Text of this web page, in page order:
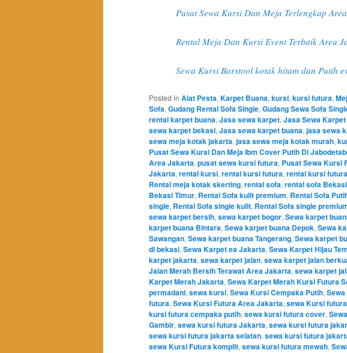
Pusat Sewa Kursi Dan Meja Terlengkap
Rental Meja Dan Kursi Event Terbaik Area
Sewa Kursi Barstool kotak hitam dan Putih
Posted in Alat Pesta, Karpet Buana, kursi, kursi futura,
Sofa, Gudang Rental Sofa Single, Gudang Sewa Sofa
rental karpet buana, Jasa sewa karpet, Jasa Sewa
sewa karpet bekasi, Jasa sewa karpet buana, jasa sewa
sewa meja kotak jakarta, jasa sewa meja kotak murah,
Pusat Sewa Kursi Dan Meja Ibm Cover Putih Di
Area Jakarta, pusat sewa kursi futura, Pusat Sewa Kursi
Jakarta, rental kursi, rental kursi futura, rental kursi
Rental meja kotak skerting, rental sofa, rental sofa Bekasi
Bekasi Timur, Rental Sofa kulit premium, Rental Sofa
single, Rental Sofa single kulit, Rental Sofa single
sewa karpet bersih, sewa karpet bogor, Sewa karpet
karpet buana Bintara, Sewa karpet buana Depok, Sewa
Sawangan, Sewa karpet buana Tangerang, Sewa karpet
di bekasi, Sewa Karpet ea Jakarta, Sewa Karpet Hijau
karpet jakarta, sewa karpet jalan, sewa karpet jalan
Jalan Merah Bersih Terawat Area Jakarta, sewa karpet
Karpet Merah Jakarta, Sewa Karpet Merah Kursi Futura
permadani, sewa kursi, Sewa Kursi Cempaka Putih,
futura, Sewa Kursi Futura Area Jakarta, sewa Kursi
kursi futura cempaka putih, sewa kursi futura cover,
Gambir, sewa kursi futura Jakarta, sewa kursi futura
sewa kursi futura jakarta selatan, sewa kursi futura
sewa Kursi Futura komplit, sewa kursi futura mewah,